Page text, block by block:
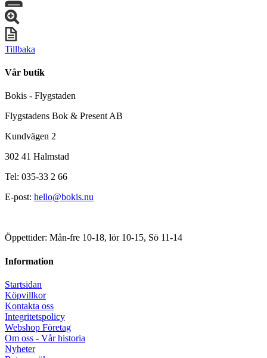
Tillbaka
Vår butik
Bokis - Flygstaden
Flygstadens Bok & Present AB
Kundvägen 2
302 41 Halmstad
Tel: 035-33 2 66
E-post: hello@bokis.nu
Öppettider: Mån-fre 10-18, lör 10-15, Sö 11-14
Information
Startsidan
Köpvillkor
Kontakta oss
Integritetspolicy
Webshop Företag
Om oss - Vår historia
Nyheter